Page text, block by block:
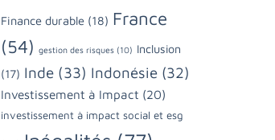
Finance durable (18) France
(54) gestion des risques (10) Inclusion
(17) Inde (33) Indonésie (32)
Investissement à Impact (20)
investissement à impact social et esg